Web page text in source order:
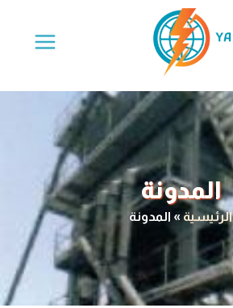
عرض سعر
المدونة
الرئيسية » المدونة